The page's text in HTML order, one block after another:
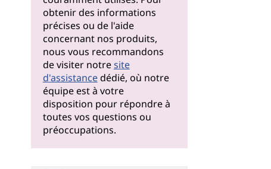
obtenir des informations
précises ou de l'aide
concernant nos produits,
nous vous recommandons
de visiter notresite
d'assistancedédié, où notre
équipe est à votre
disposition pour répondre à
toutes vos questions ou
préoccupations.